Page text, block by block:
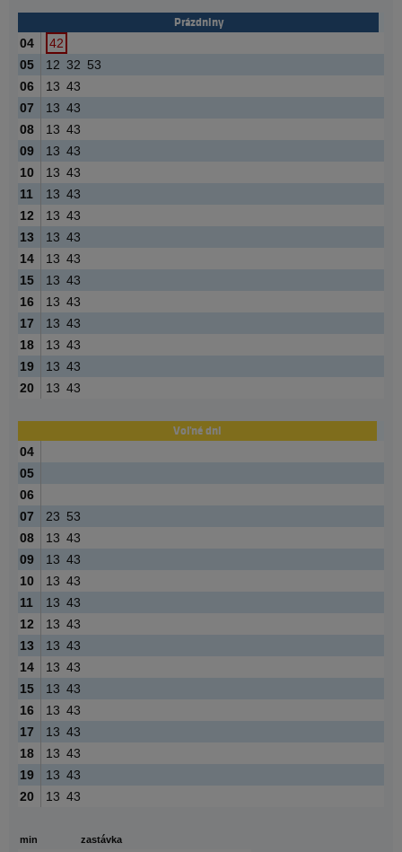
min zastávka
Prázdniny
04
42
05
12 32 53
06
13 43
07
13 43
08
13 43
09
13 43
10
13 43
11
13 43
12
13 43
13
13 43
14
13 43
15
13 43
16
13 43
17
13 43
18
13 43
19
13 43
20
13 43
Voľné dni
04
05
06
07
23 53
08
13 43
09
13 43
10
13 43
11
13 43
12
13 43
13
13 43
14
13 43
15
13 43
16
13 43
17
13 43
18
13 43
19
13 43
20
13 43